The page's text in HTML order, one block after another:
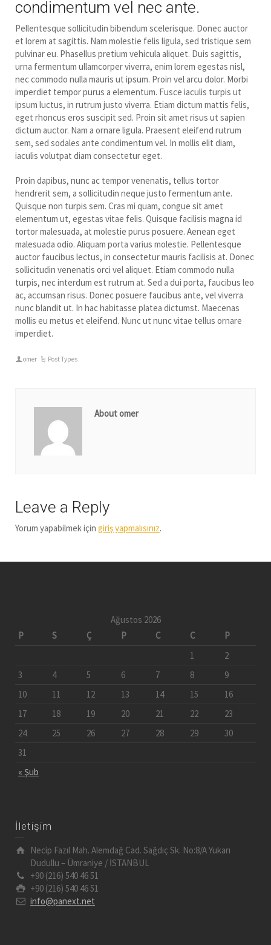
condimentum vel nec ante.
Pellentesque sollicitudin bibendum scelerisque. Donec auctor
et lorem at sagittis. Nam molestie felis ligula, sed tristique sem
pulvinar eu. Phasellus pretium vehicula aliquet. Duis sagittis,
urna fermentum ullamcorper viverra, enim lorem egestas nisl,
nec commodo nulla mauris ut ipsum. Proin vel arcu dolor. Morbi
imperdiet tempor purus a elementum. Fusce iaculis turpis ut
ipsum luctus, in rutrum justo viverra. Etiam dictum mattis felis,
eget rhoncus eros suscipit sed. Proin sit amet risus ut sapien
dictum auctor. Nam a ornare ligula. Praesent eleifend rutrum
sem, sed sodales ante condimentum vel. In mollis elit diam,
iaculis volutpat diam consectetur eget.
Proin dapibus, nunc ac tempor venenatis, tellus tortor
hendrerit sem, a sollicitudin neque justo fermentum ante.
Quisque non turpis sem. Cras mi quam, congue sit amet
elementum ut, egestas vitae felis. Quisque facilisis magna id
tortor malesuada, at molestie purus posuere. Aenean eget
malesuada odio. Aliquam porta varius molestie. Pellentesque
auctor faucibus lectus, in consectetur mauris facilisis at. Donec
sollicitudin venenatis orci vel aliquet. Etiam commodo nulla
turpis, nec interdum est rutrum at. Sed a dui porta, faucibus leo
ac, accumsan risus. Donec posuere faucibus ante, vel viverra
nunc blandit ut. In hac habitasse platea dictumst. Maecenas
mollis eu metus et eleifend. Nunc ut nunc vitae tellus ornare
imperdiet.
omer Post Types
About omer
Leave a Reply
Yorum yapabilmek için giriş yapmalısınız.
Ağustos 2026
P
S Ç P C C P
« Şub
1
2
3
4 5 6 7 8
9
10
11 12 13 14 15
16
17
18 19 20 21 22
23
24
25 26 27 28 29
30
31
İletişim
Necip Fazıl Mah. Alemdağ Cad. Sağdıç Sk. No:8/A Yukarı
Dudullu – Ümraniye / İSTANBUL
+90 (216) 540 46 51
+90 (216) 540 46 51
info@panext.net